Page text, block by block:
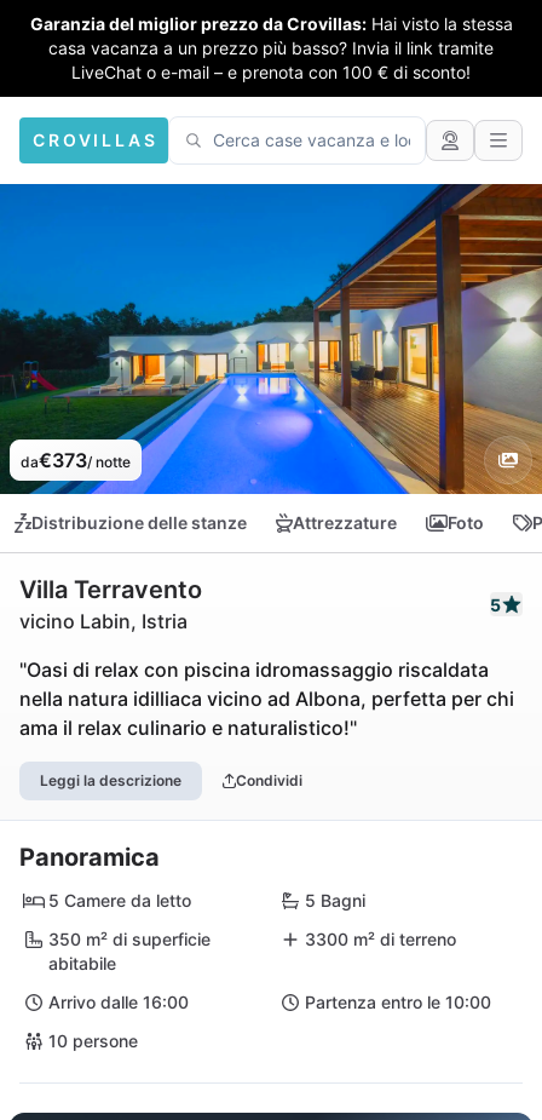
Garanzia del miglior prezzo da Crovillas: Hai visto la stessa
casa vacanza a un prezzo più basso? Invia il link tramite
LiveChat o e-mail – e prenota con 100 € di sconto!
CROVILLAS
da€373/ notte
Distribuzione delle stanze Attrezzature Foto
Villa Terravento
vicino Labin, Istria
5
"Oasi di relax con piscina idromassaggio riscaldata
nella natura idilliaca vicino ad Albona, perfetta per chi
ama il relax culinario e naturalistico!"
Leggi la descrizione Condividi
Panoramica
5 Camere da letto
5 Bagni
350 m² di superficie
abitabile
3300 m² di terreno
Arrivo dalle 16:00
Partenza entro le 10:00
10 persone